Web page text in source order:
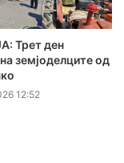
Трет ден
земјоделците од
12:52